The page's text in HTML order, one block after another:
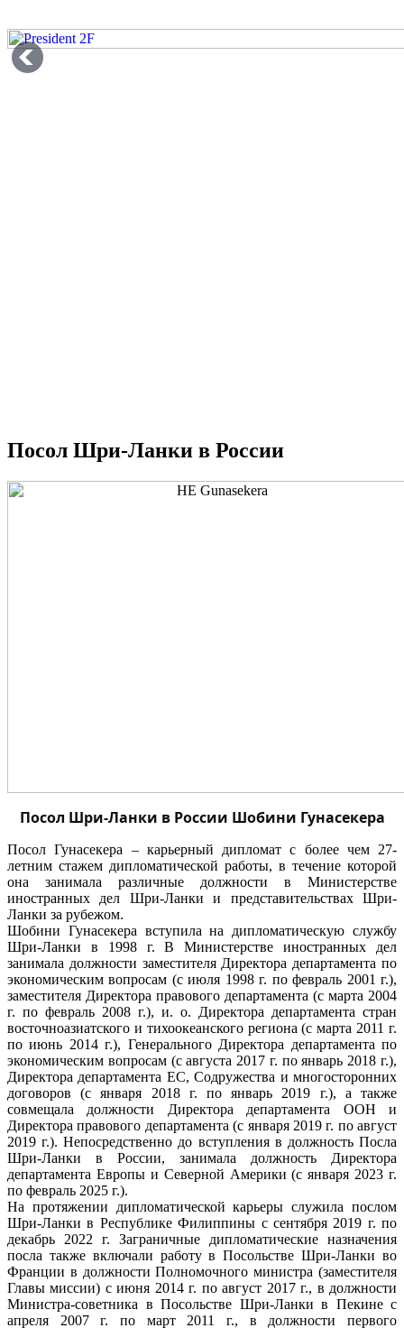
Посол Шри-Ланки в России
Посол Шри-Ланки в России Шобини Гунасекера
Посол Гунасекера – карьерный дипломат c более чем 27-
летним стажем дипломатической работы, в течение которой
она занимала различные должности в Министерстве
иностранных дел Шри-Ланки и представительствах Шри-
Ланки за рубежом.
Шобини Гунасекера вступила на дипломатическую службу
Шри-Ланки в 1998 г. В Министерстве иностранных дел
занимала должности заместителя Директора департамента по
экономическим вопросам (с июля 1998 г. по февраль 2001 г.),
заместителя Директора правового департамента (с марта 2004
г. по февраль 2008 г.), и. о. Директора департамента стран
восточноазиатского и тихоокеанского региона (с марта 2011 г.
по июнь 2014 г.), Генерального Директора департамента по
экономическим вопросам (с августа 2017 г. по январь 2018 г.),
Директора департамента ЕС, Содружества и многосторонних
договоров (с января 2018 г. по январь 2019 г.), а также
совмещала должности Директора департамента ООН и
Директора правового департамента (с января 2019 г. по август
2019 г.). Непосредственно до вступления в должность Посла
Шри-Ланки в России, занимала должность Директора
департамента Европы и Северной Америки (с января 2023 г.
по февраль 2025 г.).
На протяжении дипломатической карьеры служила послом
Шри-Ланки в Республике Филиппины с сентября 2019 г. по
декабрь 2022 г. Заграничные дипломатические назначения
посла также включали работу в Посольстве Шри-Ланки во
Франции в должности Полномочного министра (заместителя
Главы миссии) с июня 2014 г. по август 2017 г., в должности
Министра-советника в Посольстве Шри-Ланки в Пекине с
апреля 2007 г. по март 2011 г., в должности первого